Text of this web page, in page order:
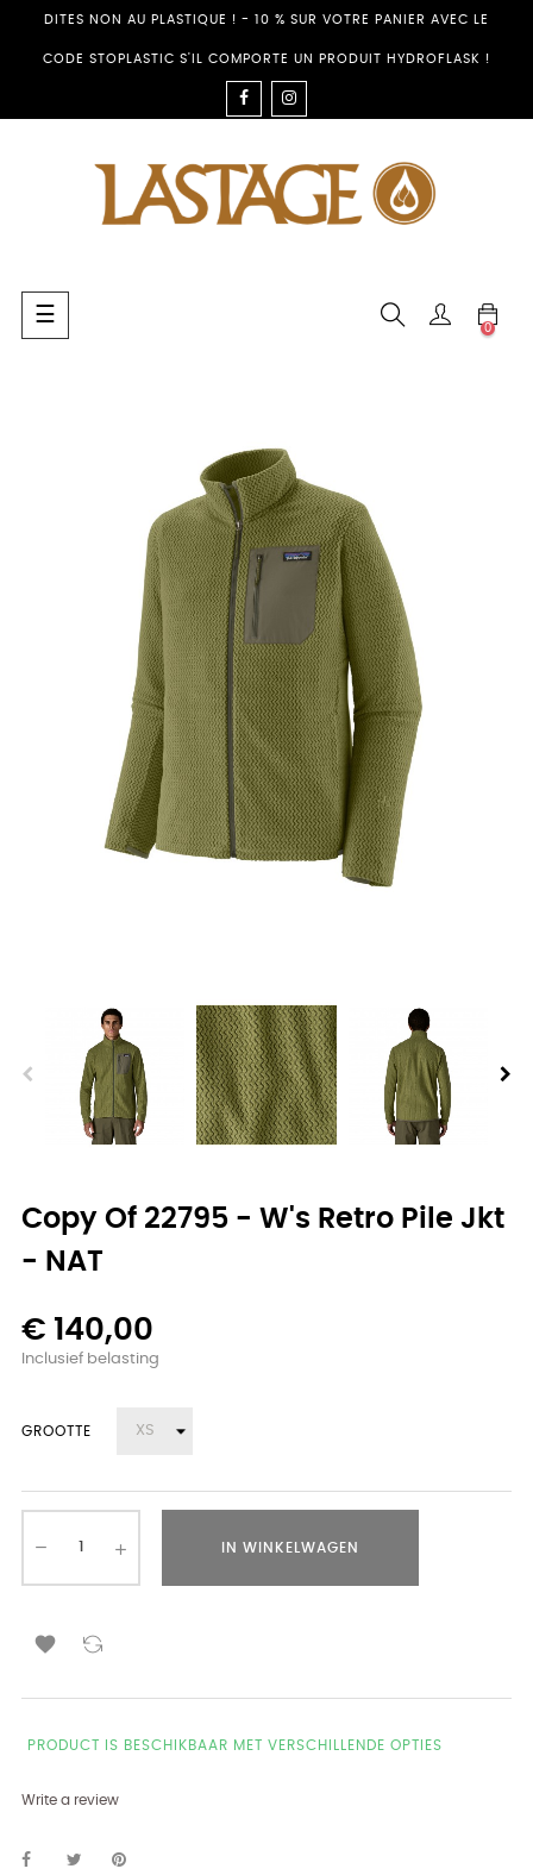
DITES NON AU PLASTIQUE ! - 10 % SUR VOTRE PANIER AVEC LE
CODE STOPLASTIC S'IL COMPORTE UN PRODUIT HYDROFLASK !
FACEBOOK
Toggle
navigation
☰
0
Copy Of 22795 - W's Retro Pile Jkt
- NAT
€ 140,00
Inclusief belasting
GROOTTE
IN WINKELWAGEN

PRODUCT IS BESCHIKBAAR MET VERSCHILLENDE OPTIES
Write a review